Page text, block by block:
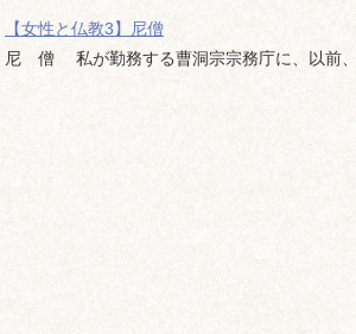
【女性と仏教3】尼僧
尼 僧 私が勤務する曹洞宗宗務庁に、以前、